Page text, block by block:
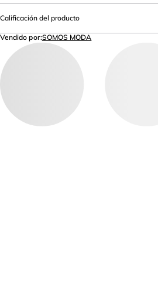
Calificación del producto
Vendido por:SOMOS MODA